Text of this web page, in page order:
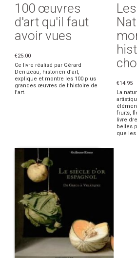
100 œuvres
d'art qu'il faut
avoir vues
€25.00
Ce livre réalisé par Gérard
Denizeau, historien d’art,
explique et montre les 100 plus
grandes œuvres de l’histoire de
l’art.
€14.95
La
fruits,
livre
belles
que les